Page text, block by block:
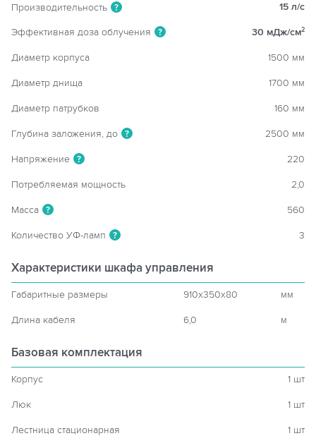
Производительность ? 15 л/c
Эффективная доза облучения ? 30 мДж/см2
Диаметр корпуса 1500 мм
Диаметр днища 1700 мм
Диаметр патрубков 160 мм
Глубина заложения, до ? 2500 мм
Напряжение ? 220
Потребляемая мощность 2,0
Масса ? 560
Количество УФ-ламп ? 3
Характеристики шкафа управления
Габаритные размеры 910x350x80 мм
Длина кабеля 6,0 м
Базовая комплектация
Корпус 1 шт
Люк 1 шт
Лестница стационарная
1 шт